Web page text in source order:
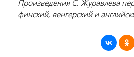
Произведения С. Журавлева
финский, венгерский и